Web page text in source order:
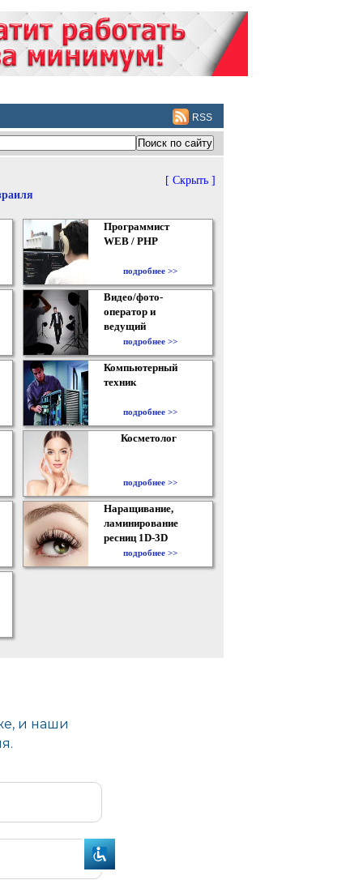
RSS
[ Скрыть ]
Программист
WEB / PHP
подробнее >>
Видео/фото-
оператор и
ведущий
подробнее >>
Компьютерный
техник
подробнее >>
Косметолог
подробнее >>
Наращивание,
ламинирование
ресниц 1D-3D
подробнее >>